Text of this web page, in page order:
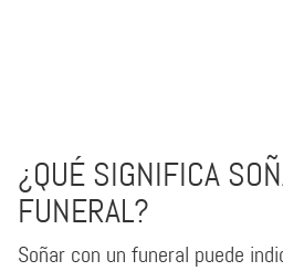
¿QUÉ SIGNIFICA
FUNERAL?
Soñar con un funeral puede